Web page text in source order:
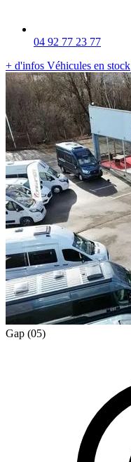
04 92 77 23 77
+ d'infos Véhicules en stock
Gap (05)